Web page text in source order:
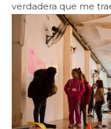
verdadera que me